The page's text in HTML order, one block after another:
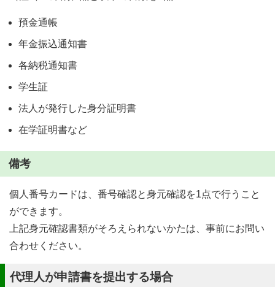
預金通帳
年金振込通知書
各納税通知書
学生証
法人が発行した身分証明書
在学証明書など
備考
個人番号カードは、番号確認と身元確認を1点で行うこと
ができます。
上記身元確認書類がそろえられないかたは、事前にお問い
合わせください。
代理人が申請書を提出する場合